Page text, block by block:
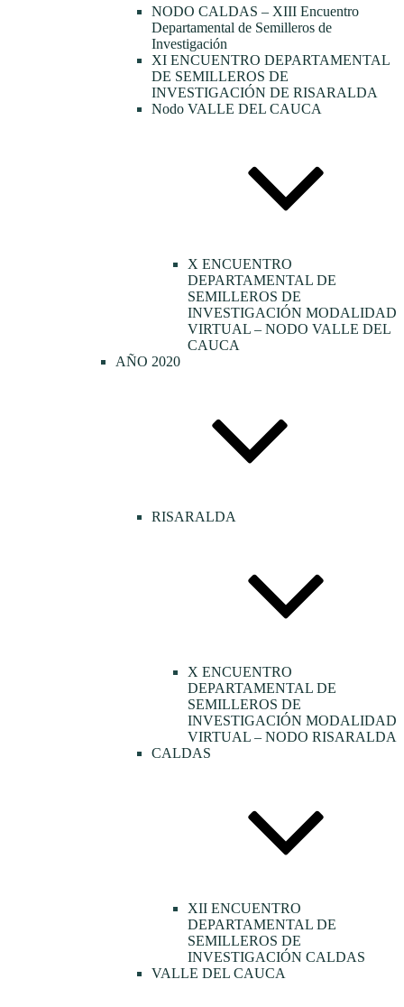
NODO CALDAS – XIII Encuentro
Departamental de Semilleros de
Investigación
XI ENCUENTRO DEPARTAMENTAL
DE SEMILLEROS DE
INVESTIGACIÓN DE RISARALDA
Nodo VALLE DEL CAUCA
X ENCUENTRO
DEPARTAMENTAL DE
SEMILLEROS DE
INVESTIGACIÓN MODALIDAD
VIRTUAL – NODO VALLE DEL
CAUCA
AÑO 2020
RISARALDA
X ENCUENTRO
DEPARTAMENTAL DE
SEMILLEROS DE
INVESTIGACIÓN MODALIDAD
VIRTUAL – NODO RISARALDA
CALDAS
XII ENCUENTRO
DEPARTAMENTAL DE
SEMILLEROS DE
INVESTIGACIÓN CALDAS
VALLE DEL CAUCA